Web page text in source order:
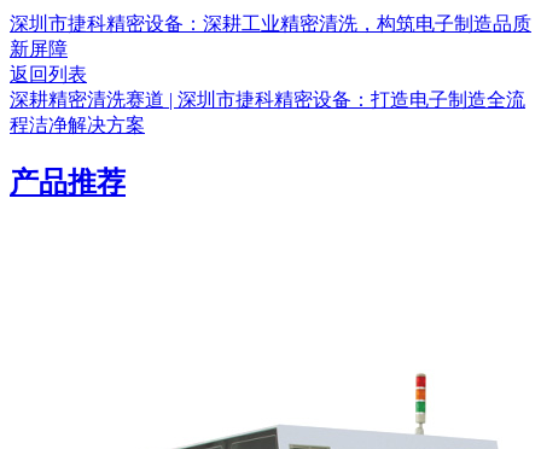
深圳市捷科精密设备：深耕工业精密清洗，构筑电子制造品质
新屏障
返回列表
深耕精密清洗赛道 | 深圳市捷科精密设备：打造电子制造全流
程洁净解决方案
产品推荐